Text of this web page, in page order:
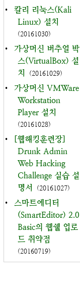
•
칼리 리눅스(Kali
Linux) 설치
(20161030)
•
가상머신 버추얼 박
스(VirtualBox) 설
치
(20161029)
•
가상머신 VMWare
Workstation
Player 설치
(20161028)
•
[웹해킹훈련장]
Drunk Admin
Web Hacking
Challenge 실습 설
명서
(20161027)
•
스마트에디터
(SmartEditor) 2.0
Basic의 웹쉘 업로
드 취약점
(20160719)